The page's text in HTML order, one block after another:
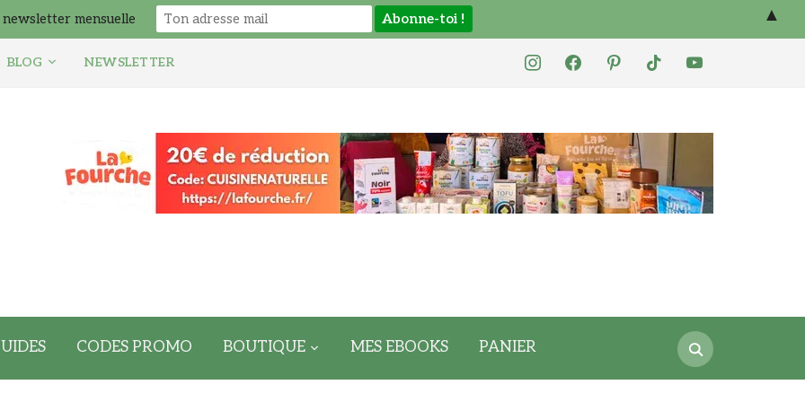
instagramfacebookpinteresttiktok youtube
BLOG NEWSLETTER
Search
for:
CODES PROMO BOUTIQUE MES EBOOKS PANIER
newsletter mensuelle ▲